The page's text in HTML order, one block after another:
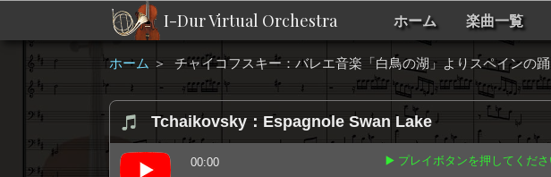
I-Dur Virtual Orchestra ホーム 楽曲一覧
ホーム ＞ チャイコフスキー：バレエ音楽「白鳥の湖」よりスペインの踊
Tchaikovsky：Espagnole Swan Lake
00:00 ▶️ プレイボタンを押してくださ